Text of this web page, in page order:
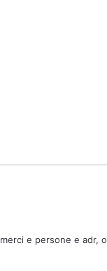
e persone e adr, o